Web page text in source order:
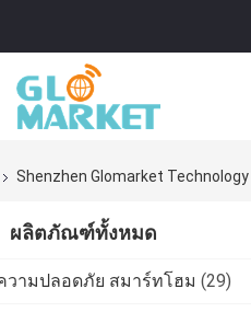
Shenzhen Glomarket
ผลิตภัณฑ์ทั้งหมด
วามปลอดภัย สมาร์ทโฮม (29)